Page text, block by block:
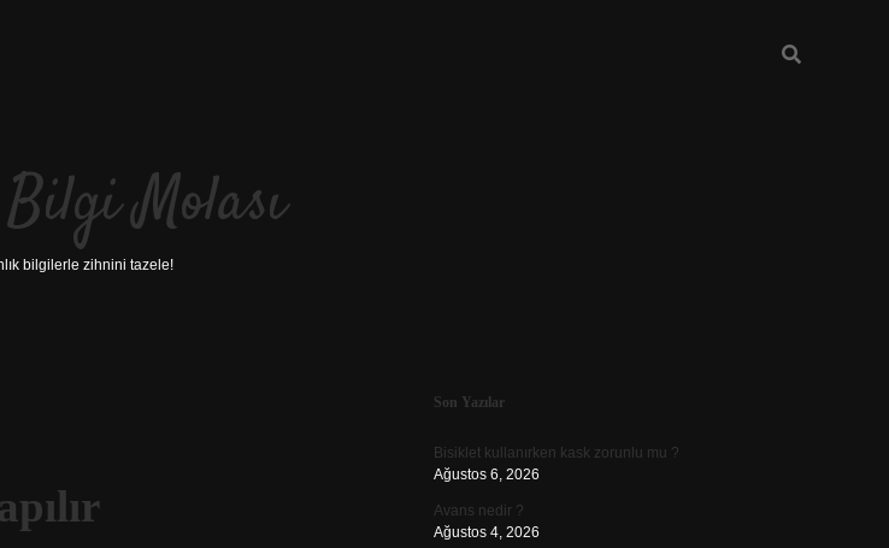
Molası
bilgilerle zihnini tazele!
Sidebar
Son Yazılar
Bisiklet kullanırken kask zorunlu mu ?
Ağustos 6, 2026
Avans nedir ?
Ağustos 4, 2026